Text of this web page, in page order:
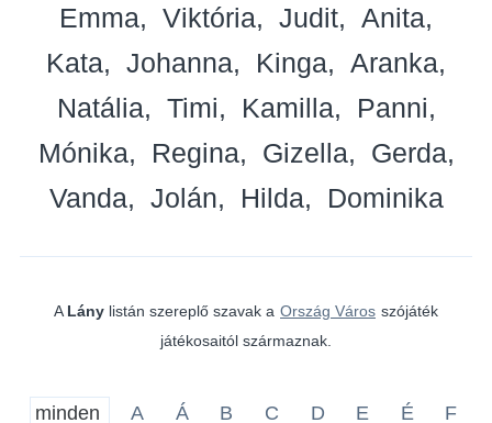
Emma
Viktória Judit
Anita
Kata
Johanna Kinga
Aranka
Natália
Timi Kamilla
Panni
Mónika
Regina Gizella
Gerda
Vanda
Jolán Hilda Dominika
A Lány listán szereplő szavak a Ország Város szójáték
játékosaitól származnak.
minden A Á B C D E É F